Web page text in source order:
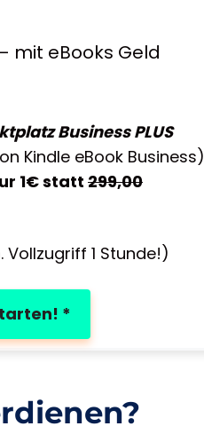
mit eBooks Geld
Business PLUS
Kindle eBook Business)
1€ statt299,00
Vollzugriff 1 Stunde!)
*